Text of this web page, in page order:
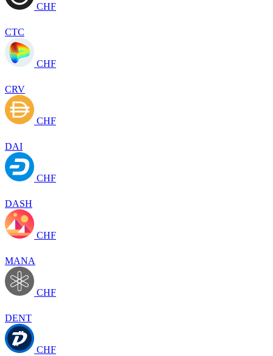
CHF
CTC
CHF
CRV
CHF
DAI
CHF
DASH
CHF
MANA
CHF
DENT
CHF